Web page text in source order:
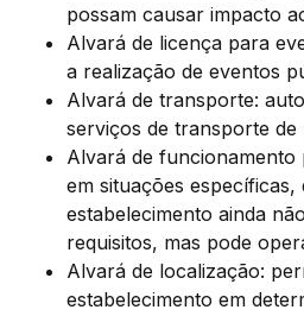
possam causar impacto
Alvará de licença para
a realização de eventos
Alvará de transporte:
serviços de transporte de
Alvará de funcionamento
em situações específicas,
estabelecimento ainda
requisitos, mas pode
Alvará de localização:
estabelecimento em